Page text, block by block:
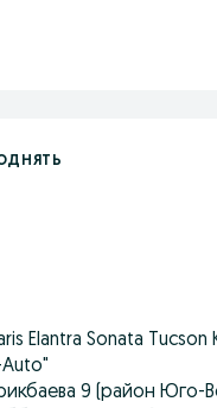
Elantra Sonata
Auto"
9 (район Юго-